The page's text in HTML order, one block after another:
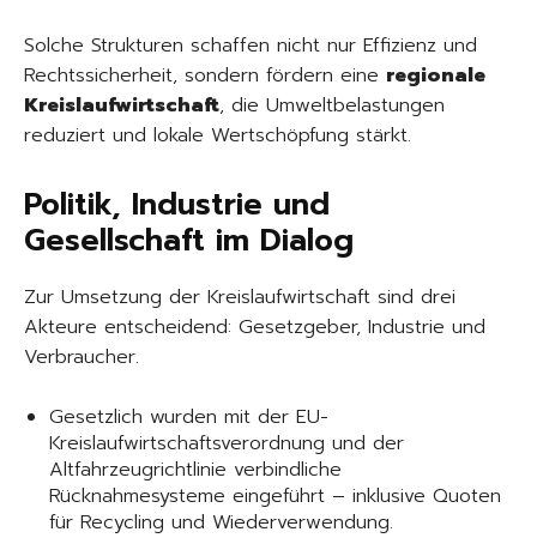
Solche Strukturen schaffen nicht nur Effizienz und
Rechtssicherheit, sondern fördern eine regionale
Kreislaufwirtschaft, die Umweltbelastungen
reduziert und lokale Wertschöpfung stärkt.
Politik, Industrie und
Gesellschaft im Dialog
Zur Umsetzung der Kreislaufwirtschaft sind drei
Akteure entscheidend: Gesetzgeber, Industrie und
Verbraucher.
Gesetzlich wurden mit der EU-
Kreislaufwirtschaftsverordnung und der
Altfahrzeugrichtlinie verbindliche
Rücknahmesysteme eingeführt – inklusive Quoten
für Recycling und Wiederverwendung.